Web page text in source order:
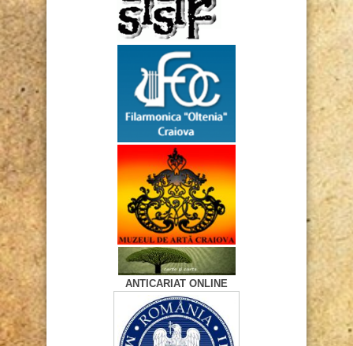
ANTICARIAT ONLINE